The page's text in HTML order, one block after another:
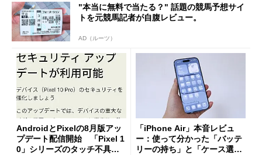
"本当に無料で当たる？" 話題の競馬予想サイ
トを元競馬記者が自腹レビュー。
AD（ルーツ）
AndroidとPixelの8月版アッ
プデート配信開始 「Pixel 1
0」シリーズのタッチ不具合
「iPhone Air」本音レビュ
ー：使って分かった「バッテ
リーの持ち」と「ケース選